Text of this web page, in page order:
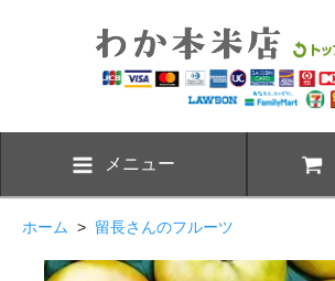
メニュー
ホーム > 留長さんのフルーツ